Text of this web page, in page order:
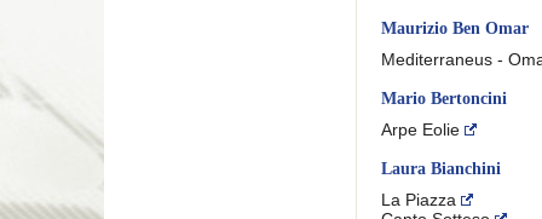
Maurizio Ben Omar
Mediterraneus -
Mario Bertoncini
Arpe Eolie
Laura Bianchini
La Piazza